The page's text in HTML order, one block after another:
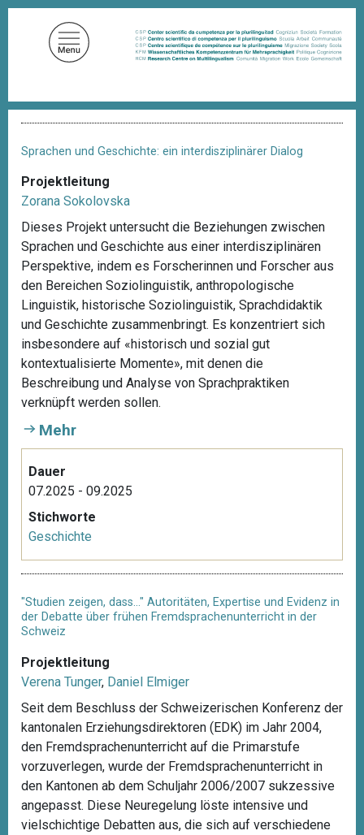
D
a
n
a
v
g
a
t
o
n
Sprachen und Geschichte: ein interdisziplinärer Dialog
Projektleitung
Zorana Sokolovska
Dieses Projekt untersucht die Beziehungen zwischen
Sprachen und Geschichte aus einer interdisziplinären
Perspektive, indem es Forscherinnen und Forscher aus
den Bereichen Soziolinguistik, anthropologische
Linguistik, historische Soziolinguistik, Sprachdidaktik
und Geschichte zusammenbringt. Es konzentriert sich
insbesondere auf «historisch und sozial gut
kontextualisierte Momente», mit denen die
Beschreibung und Analyse von Sprachpraktiken
verknüpft werden sollen.
Mehr
Dauer
07.2025 - 09.2025
Stichworte
Geschichte
"Studien zeigen, dass…" Autoritäten, Expertise und Evidenz in
der Debatte über frühen Fremdsprachenunterricht in der
Schweiz
Projektleitung
Verena Tunger, Daniel Elmiger
Seit dem Beschluss der Schweizerischen Konferenz der
kantonalen Erziehungsdirektoren (EDK) im Jahr 2004,
den Fremdsprachenunterricht auf die Primarstufe
vorzuverlegen, wurde der Fremdsprachenunterricht in
den Kantonen ab dem Schuljahr 2006/2007 sukzessive
angepasst. Diese Neuregelung löste intensive und
vielschichtige Debatten aus, die sich auf verschiedene